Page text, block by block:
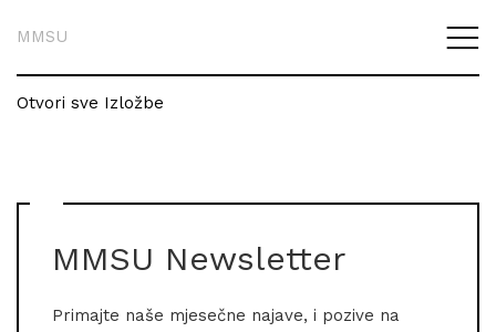
MMSU
Otvori sve Izložbe
MMSU Newsletter
Primajte naše mjesečne najave, i pozive na